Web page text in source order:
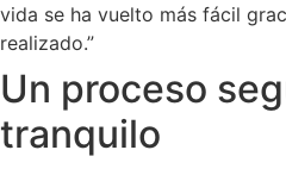
vida se ha vuelto más fácil
realizado.”
Un proceso
tranquilo